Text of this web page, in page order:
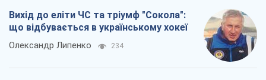
Вихід до еліти ЧС та тріумф "Сокола":
що відбувається в українському хокеї
Олександр Липенко 234